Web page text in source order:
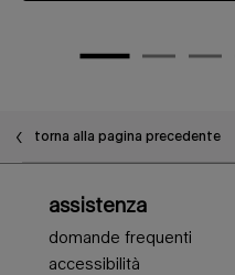
torna alla pagina precedente
assistenza
domande frequenti
accessibilità